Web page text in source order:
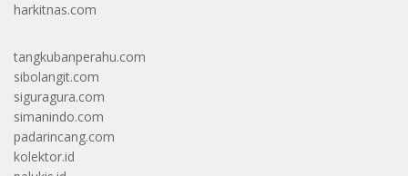
harkitnas.com
tangkubanperahu.com
sibolangit.com
siguragura.com
simanindo.com
padarincang.com
kolektor.id